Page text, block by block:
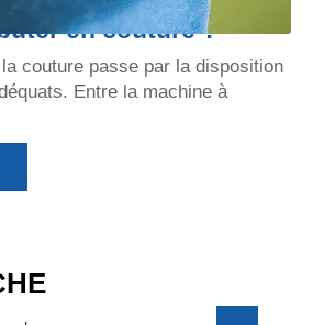
en couture ?
la couture passe par la disposition
Entre la machine à